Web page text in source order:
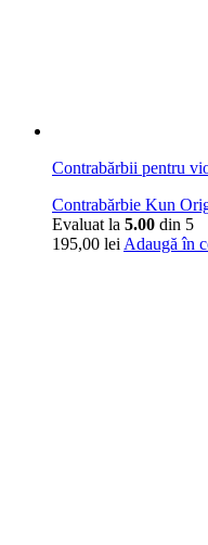
Contrabărbii pentru
Contrabărbie Kun
Evaluat la 5.00 din 5
195,00 lei Adaugă în